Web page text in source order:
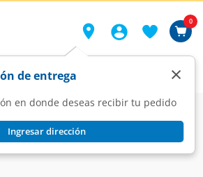
de entrega
en donde deseas recibir tu pedido
Ingresar dirección
×
0
para Mayores de 6 Meses, 1 pz.